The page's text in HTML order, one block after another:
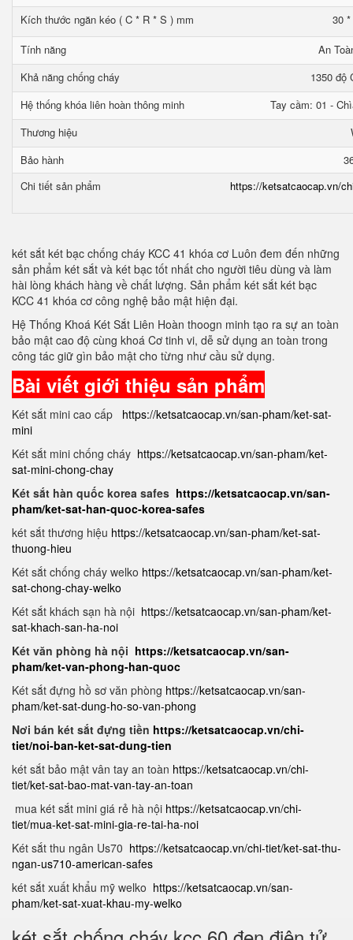
Kích thước ngăn kéo ( C * R * S ) mm
30
Tính năng
An
Khả năng chống cháy
1350 độ
Hệ thống khóa liên hoàn thông minh
Tay cầm: 01 -
Thương hiệu
Bảo hành
Chi tiết sản phẩm
https://ketsatcaocap.vn/
két sắt két bạc chống cháy KCC 41 khóa cơ Luôn đem đến những
sản phẩm két sắt và két bạc tốt nhất cho người tiêu dùng và làm
hài lòng khách hàng về chất lượng. Sản phẩm két sắt két bạc
KCC 41 khóa cơ công nghệ bảo mật hiện đại.
Hệ Thống Khoá Két Sắt Liên Hoàn thoogn minh tạo ra sự an toàn
bảo mật cao độ cùng khoá Cơ tinh vi, dễ sử dụng an toàn trong
công tác giữ gìn bảo mật cho từng như cầu sử dụng.
Bài viết giới thiệu sản phẩm
Két sắt mini cao cấp https://ketsatcaocap.vn/san-pham/ket-sat-
mini
Két sắt mini chống cháy https://ketsatcaocap.vn/san-pham/ket-
sat-mini-chong-chay
Két sắt hàn quốc korea safes https://ketsatcaocap.vn/san-
pham/ket-sat-han-quoc-korea-safes
két sắt thương hiệu https://ketsatcaocap.vn/san-pham/ket-sat-
thuong-hieu
Két sắt chống cháy welko https://ketsatcaocap.vn/san-pham/ket-
sat-chong-chay-welko
Két sắt khách sạn hà nội https://ketsatcaocap.vn/san-pham/ket-
sat-khach-san-ha-noi
Két văn phòng hà nội https://ketsatcaocap.vn/san-
pham/ket-van-phong-han-quoc
Két sắt đựng hồ sơ văn phòng https://ketsatcaocap.vn/san-
pham/ket-sat-dung-ho-so-van-phong
Nơi bán két sắt đựng tiền https://ketsatcaocap.vn/chi-
tiet/noi-ban-ket-sat-dung-tien
két sắt bảo mật vân tay an toàn https://ketsatcaocap.vn/chi-
tiet/ket-sat-bao-mat-van-tay-an-toan
mua két sắt mini giá rẻ hà nội https://ketsatcaocap.vn/chi-
tiet/mua-ket-sat-mini-gia-re-tai-ha-noi
Két sắt thu ngân Us70 https://ketsatcaocap.vn/chi-tiet/ket-sat-thu-
ngan-us710-american-safes
két sắt xuất khẩu mỹ welko https://ketsatcaocap.vn/san-
pham/ket-sat-xuat-khau-my-welko